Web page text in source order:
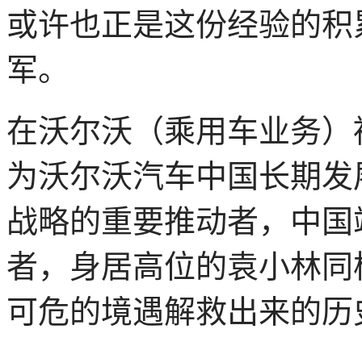
或许也正是这份经验的
军。
在沃尔沃（乘用车业务
为沃尔沃汽车中国长期
战略的重要推动者，中
者，身居高位的袁小林
可危的境遇解救出来的